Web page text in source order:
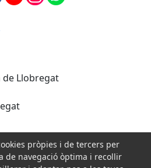
Llobregat
pròpies i de tercers per
de navegació òptima i recollir